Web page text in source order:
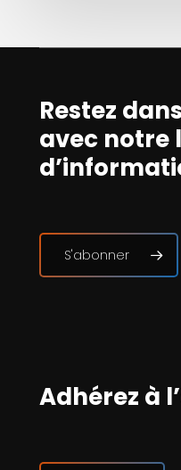
Restez
avec notre
S'abonner
Adhérez à